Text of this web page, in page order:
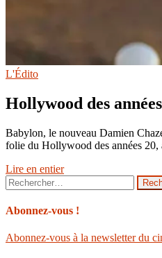
L'Édito
Hollywood des
Babylon, le nouveau Damien
folie du Hollywood des années 20,
Lire en entier
Rechercher :
Abonnez-vous !
Abonnez-vous à la newsletter du